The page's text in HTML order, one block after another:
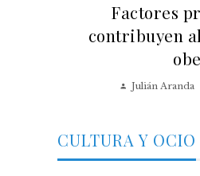
Factores
contribuyen
Julián Aranda
CULTURA Y OCIO